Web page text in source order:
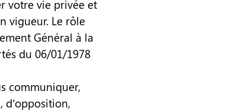
votre vie privée et
vigueur. Le rôle
Général à la
du 06/01/1978
communiquer,
d’opposition,